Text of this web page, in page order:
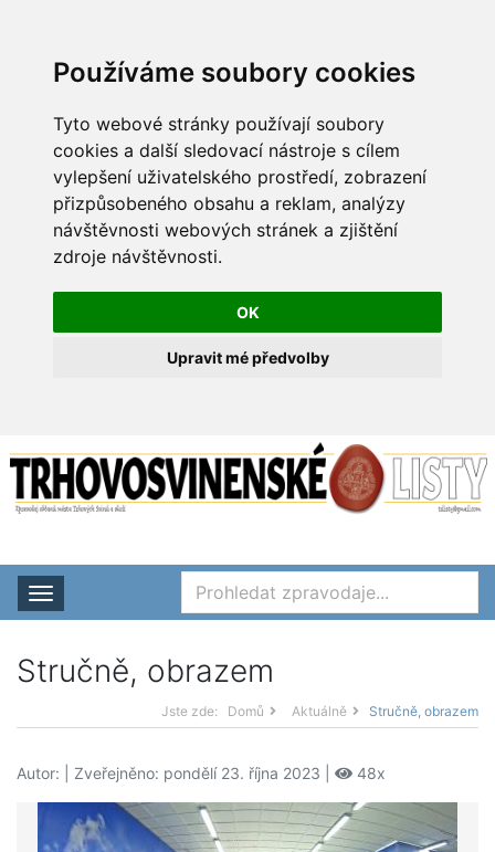
Používáme soubory cookies
Tyto webové stránky používají soubory
cookies a další sledovací nástroje s cílem
vylepšení uživatelského prostředí, zobrazení
přizpůsobeného obsahu a reklam, analýzy
návštěvnosti webových stránek a zjištění
zdroje návštěvnosti.
OK
Upravit mé předvolby
Rozbalit nabídku
Stručně, obrazem
Jste zde: Domů Aktuálně Stručně, obrazem
Autor: | Zveřejněno: pondělí 23. října 2023 | 48x